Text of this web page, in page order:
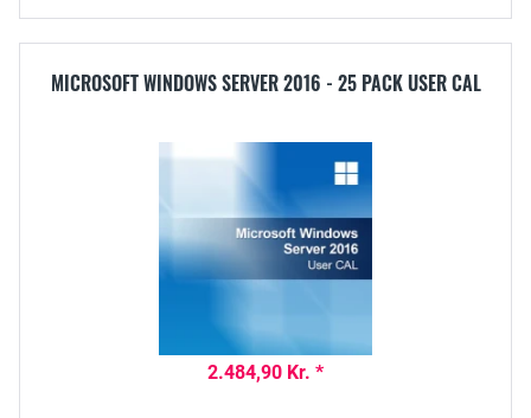
MICROSOFT WINDOWS SERVER 2016 - 25 PACK USER CAL
2.484,90 Kr. *